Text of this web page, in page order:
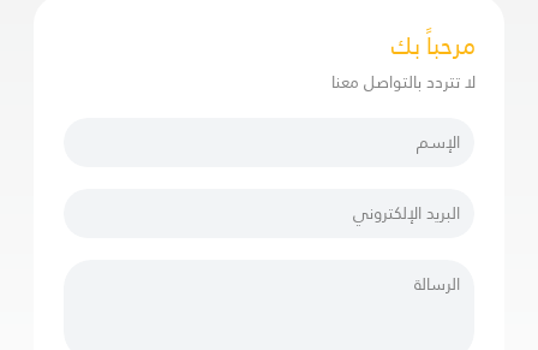
مرحباً بك
لا تتردد بالتواصل معنا